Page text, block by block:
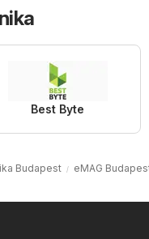
Best Byte
Budapest eMAG